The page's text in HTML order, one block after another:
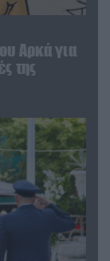
Αρκά για
της